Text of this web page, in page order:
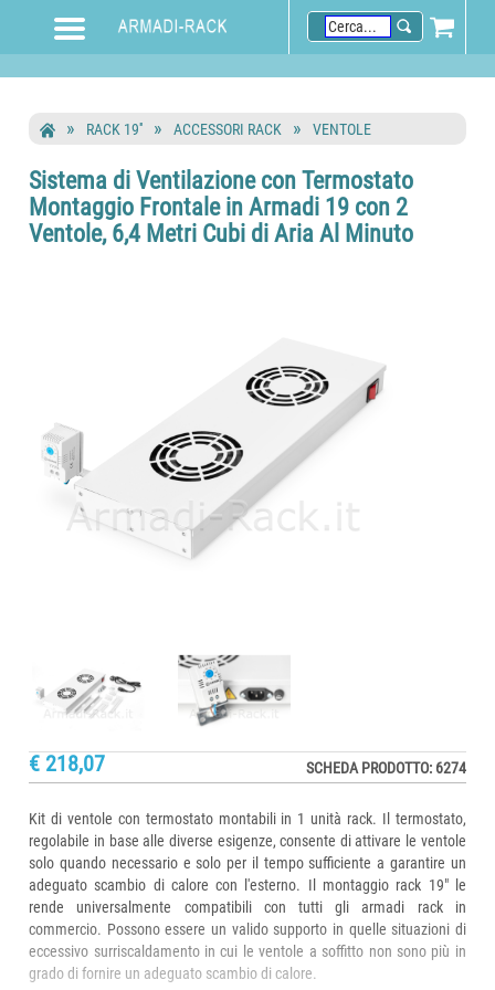
RACK 19'' ACCESSORI RACK VENTOLE
Sistema di Ventilazione con Termostato
Montaggio Frontale in Armadi 19 con 2
Ventole, 6,4 Metri Cubi di Aria Al Minuto
€ 218,07 SCHEDA PRODOTTO: 6274
Kit di ventole con termostato montabili in 1 unità rack. Il termostato,
regolabile in base alle diverse esigenze, consente di attivare le ventole
solo quando necessario e solo per il tempo sufficiente a garantire un
adeguato scambio di calore con l'esterno. Il montaggio rack 19" le
rende universalmente compatibili con tutti gli armadi rack in
commercio. Possono essere un valido supporto in quelle situazioni di
eccessivo surriscaldamento in cui le ventole a soffitto non sono più in
grado di fornire un adeguato scambio di calore.